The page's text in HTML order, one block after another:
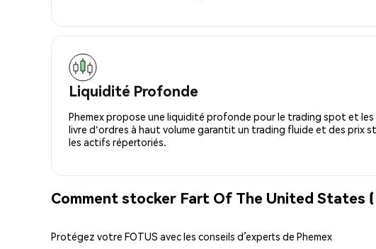
Liquidité Profonde
Phemex propose une liquidité profonde pour le trading spot et
livre d'ordres à haut volume garantit un trading fluide et des prix
les actifs répertoriés.
Comment stocker Fart Of The United States
Protégez votre FOTUS avec les conseils d’experts de Phemex